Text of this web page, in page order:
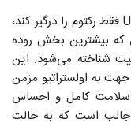
اصطلاح پروکتیت زمانی صورت می گیرد که UC فقط رکتوم را درگیر کند،
که بیشترین بخش روده
شناخته می‌شود. این
به اولستراتیو مزمن
سلامت کامل و احساس
جالب است که به حالت